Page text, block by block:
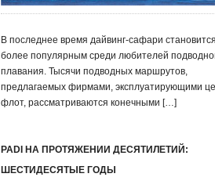
В последнее время дайвинг-сафари
более популярным среди любителей
плавания. Тысячи подводных маршрутов,
предлагаемых фирмами, эксплуатирующими
флот, рассматриваются конечными […]
PADI НА ПРОТЯЖЕНИИ ДЕСЯТИЛЕТИЙ:
ШЕСТИДЕСЯТЫЕ ГОДЫ